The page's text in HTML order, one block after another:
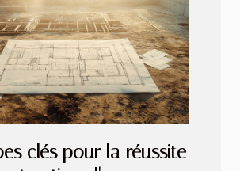
clés pour la réussite